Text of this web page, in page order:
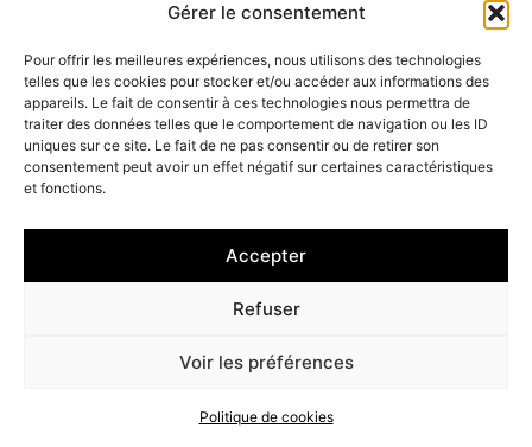
Gérer le consentement
Pour offrir les meilleures expériences, nous utilisons des technologies
telles que les cookies pour stocker et/ou accéder aux informations des
appareils. Le fait de consentir à ces technologies nous permettra de
traiter des données telles que le comportement de navigation ou les ID
uniques sur ce site. Le fait de ne pas consentir ou de retirer son
consentement peut avoir un effet négatif sur certaines caractéristiques
et fonctions.
Accepter
Refuser
Voir les préférences
Politique de cookies
HALLUIN (59)